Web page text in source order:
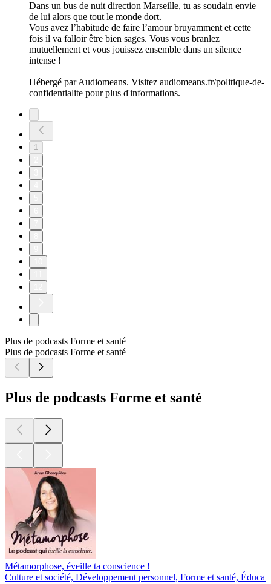
Dans un bus de nuit direction Marseille, tu as soudain envie
de lui alors que tout le monde dort.
Vous avez l’habitude de faire l’amour bruyamment et cette
fois il va falloir être bien sages. Vous vous branlez
mutuellement et vous jouissez ensemble dans un silence
intense !
Hébergé par Audiomeans. Visitez audiomeans.fr/politique-de-
confidentialite pour plus d'informations.
1
Plus de podcasts Forme et santé
Plus de podcasts Forme et santé
Plus de podcasts Forme et santé
Métamorphose, éveille ta conscience !
Culture et société, Développement personnel, Forme et santé,